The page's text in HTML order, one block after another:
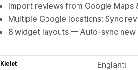
Import reviews from Google Maps
Multiple Google locations: Sync
8 widget layouts — Auto-sync new
Kielet
Englanti